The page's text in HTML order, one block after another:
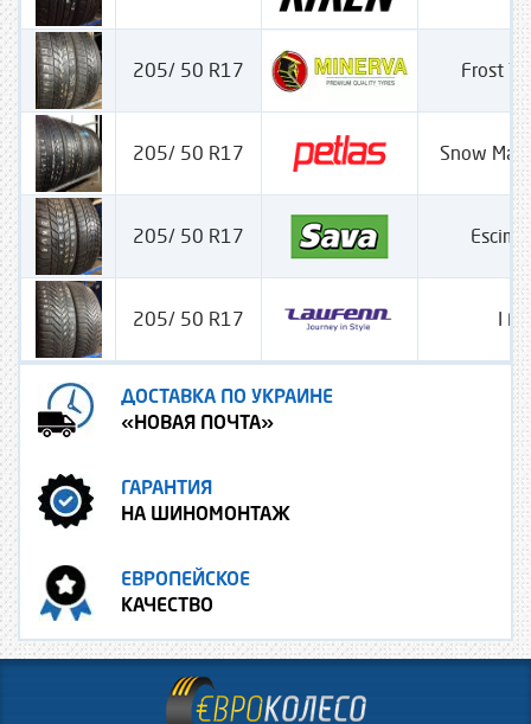
205/ 50 R17 Frost
205/ 50 R17 Snow
205/ 50 R17
205/ 50 R17 I
ДОСТАВКА ПО УКРАИНЕ
«НОВАЯ ПОЧТА»
ГАРАНТИЯ
НА ШИНОМОНТАЖ
ЕВРОПЕЙСКОЕ
КАЧЕСТВО